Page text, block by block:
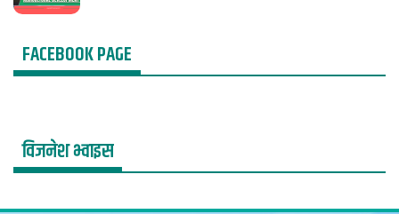
FACEBOOK PAGE
विजनेश भ्वाइस